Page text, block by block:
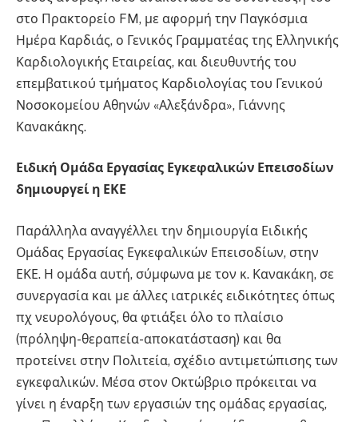
στο Πρακτορείο FM, με αφορμή την Παγκόσμια
Ημέρα Καρδιάς, ο Γενικός Γραμματέας της Ελληνικής
Καρδιολογικής Εταιρείας, και διευθυντής του
επεμβατικού τμήματος Καρδιολογίας του Γενικού
Νοσοκομείου Αθηνών «Αλεξάνδρα», Γιάννης
Κανακάκης.
Ειδική Ομάδα Εργασίας Εγκεφαλικών Επεισοδίων
δημιουργεί η ΕΚΕ
Παράλληλα αναγγέλλει την δημιουργία Ειδικής
Ομάδας Εργασίας Εγκεφαλικών Επεισοδίων, στην
ΕΚΕ. Η ομάδα αυτή, σύμφωνα με τον κ. Κανακάκη, σε
συνεργασία και με άλλες ιατρικές ειδικότητες όπως
πχ νευρολόγους, θα φτιάξει όλο το πλαίσιο
(πρόληψη-θεραπεία-αποκατάσταση) και θα
προτείνει στην Πολιτεία, σχέδιο αντιμετώπισης των
εγκεφαλικών. Μέσα στον Οκτώβριο πρόκειται να
γίνει η έναρξη των εργασιών της ομάδας εργασίας,